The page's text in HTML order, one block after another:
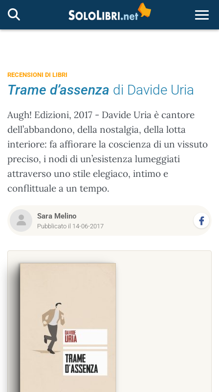
RECENSIONI DI LIBRI
Trame d’assenza di Davide Uria
Augh! Edizioni, 2017 - Davide Uria è cantore
dell’abbandono, della nostalgia, della lotta
interiore: fa affiorare la coscienza di un vissuto
preciso, i nodi di un’esistenza lumeggiati
attraverso uno stile elegiaco, intimo e
conflittuale a un tempo.
Sara Melino
Pubblicato il 14-06-2017